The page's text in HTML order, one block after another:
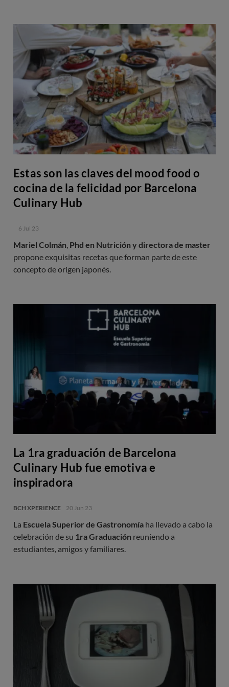
Estas son las claves del mood food o
cocina de la felicidad por Barcelona
Culinary Hub
6 Jul 23
Mariel Colmán Phd en Nutrición y directora de master
propone exquisitas recetas que forman parte de este
concepto de origen japonés.
La 1ra graduación de Barcelona
Culinary Hub fue emotiva e
inspiradora
BCH XPERIENCE 20 Jun 23
La Escuela Superior de Gastronomía ha llevado a cabo la
celebración de su 1ra Graduación reuniendo a
estudiantes, amigos y familiares.